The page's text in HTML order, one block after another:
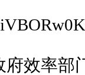
效率部